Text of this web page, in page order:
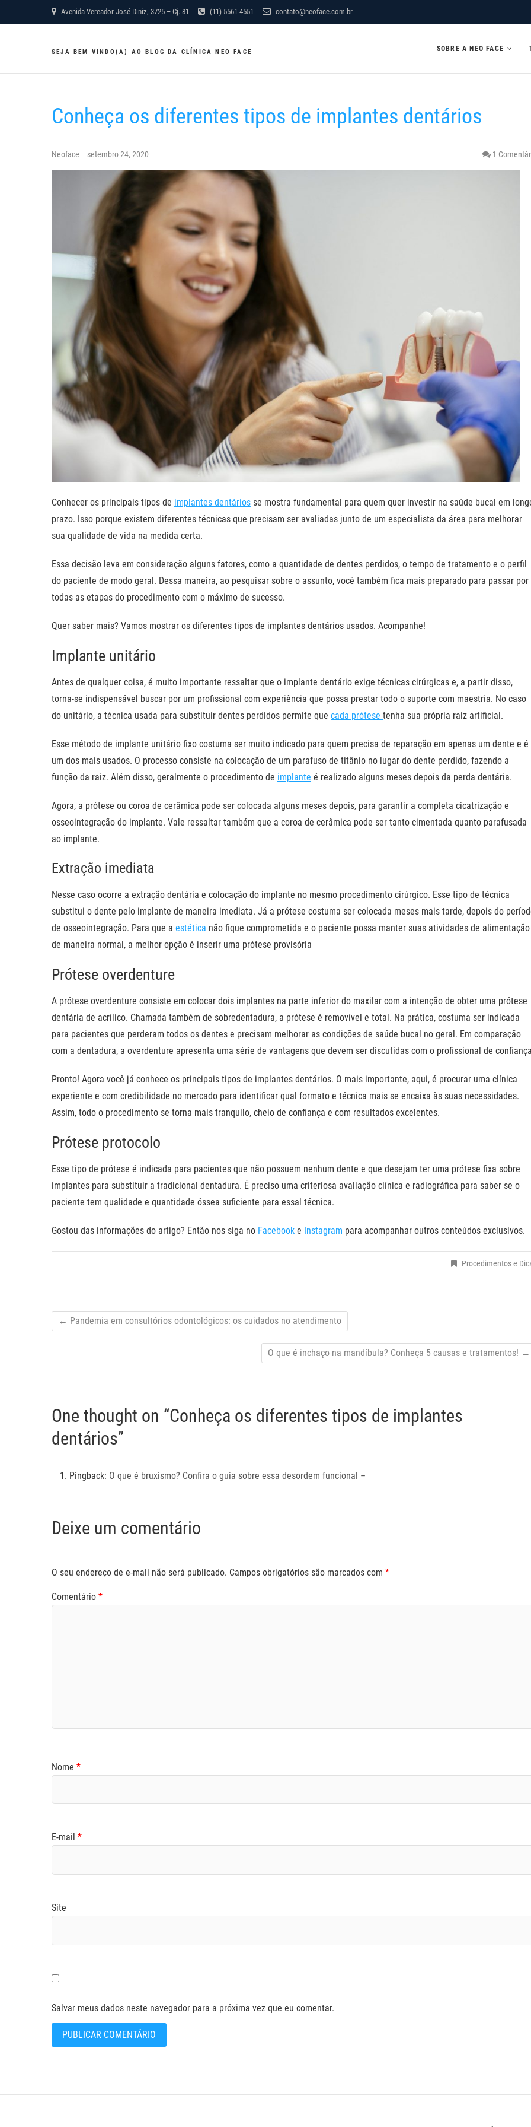
to
Avenida Vereador José Diniz, 3725 – Cj. 81 (11) 5561-4551 contato@neoface.com.br
SEJA BEM VINDO(A) AO BLOG DA CLÍNICA NEO FACE SOBRE A NEO FACE
Conheça os diferentes tipos de implantes dentários
Neoface setembro 24, 2020 1
Conhecer os principais tipos de implantes dentários se mostra fundamental para quem quer investir na saúde bucal em
prazo. Isso porque existem diferentes técnicas que precisam ser avaliadas junto de um especialista da área para melhorar
sua qualidade de vida na medida certa.
Essa decisão leva em consideração alguns fatores, como a quantidade de dentes perdidos, o tempo de tratamento e o perfil
do paciente de modo geral. Dessa maneira, ao pesquisar sobre o assunto, você também fica mais preparado para passar por
todas as etapas do procedimento com o máximo de sucesso.
Quer saber mais? Vamos mostrar os diferentes tipos de implantes dentários usados. Acompanhe!
Implante unitário
Antes de qualquer coisa, é muito importante ressaltar que o implante dentário exige técnicas cirúrgicas e, a partir disso,
torna-se indispensável buscar por um profissional com experiência que possa prestar todo o suporte com maestria. No caso
do unitário, a técnica usada para substituir dentes perdidos permite que cada prótese tenha sua própria raiz artificial.
Esse método de implante unitário fixo costuma ser muito indicado para quem precisa de reparação em apenas um dente e é
um dos mais usados. O processo consiste na colocação de um parafuso de titânio no lugar do dente perdido, fazendo a
função da raiz. Além disso, geralmente o procedimento de implante é realizado alguns meses depois da perda dentária.
Agora, a prótese ou coroa de cerâmica pode ser colocada alguns meses depois, para garantir a completa cicatrização e
osseointegração do implante. Vale ressaltar também que a coroa de cerâmica pode ser tanto cimentada quanto parafusada
ao implante.
Extração imediata
Nesse caso ocorre a extração dentária e colocação do implante no mesmo procedimento cirúrgico. Esse tipo de técnica
substitui o dente pelo implante de maneira imediata. Já a prótese costuma ser colocada meses mais tarde, depois do
de osseointegração. Para que a estética não fique comprometida e o paciente possa manter suas atividades de alimentação
de maneira normal, a melhor opção é inserir uma prótese provisória
Prótese overdenture
A prótese overdenture consiste em colocar dois implantes na parte inferior do maxilar com a intenção de obter uma prótese
dentária de acrílico. Chamada também de sobredentadura, a prótese é removível e total. Na prática, costuma ser indicada
para pacientes que perderam todos os dentes e precisam melhorar as condições de saúde bucal no geral. Em comparação
com a dentadura, a overdenture apresenta uma série de vantagens que devem ser discutidas com o profissional de
Pronto! Agora você já conhece os principais tipos de implantes dentários. O mais importante, aqui, é procurar uma clínica
experiente e com credibilidade no mercado para identificar qual formato e técnica mais se encaixa às suas necessidades.
Assim, todo o procedimento se torna mais tranquilo, cheio de confiança e com resultados excelentes.
Prótese protocolo
Esse tipo de prótese é indicada para pacientes que não possuem nenhum dente e que desejam ter uma prótese fixa sobre
implantes para substituir a tradicional dentadura. É preciso uma criteriosa avaliação clínica e radiográfica para saber se o
paciente tem qualidade e quantidade óssea suficiente para essal técnica.
Gostou das informações do artigo? Então nos siga no Facebook e Instagram para acompanhar outros conteúdos exclusivos.
Procedimentos e
← Pandemia em consultórios odontológicos: os cuidados no atendimento
O que é inchaço na mandíbula? Conheça 5 causas e tratamentos! →
One thought on “Conheça os diferentes tipos de implantes
dentários”
Pingback: O que é bruxismo? Confira o guia sobre essa desordem funcional –
Deixe um comentário
O seu endereço de e-mail não será publicado. Campos obrigatórios são marcados com *
Comentário *
Nome *
E-mail *
Site
Salvar meus dados neste navegador para a próxima vez que eu comentar.